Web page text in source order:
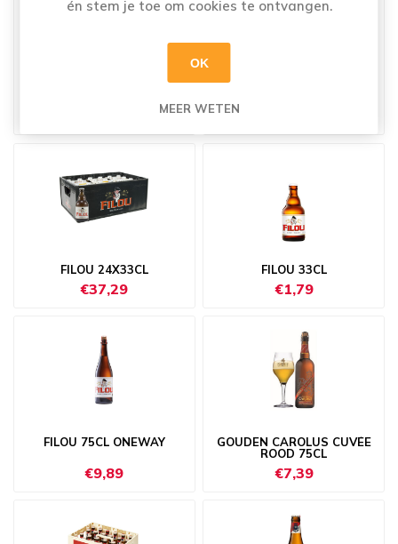
DUVEL TRIPEL HOP CITRA
DUVEL TRIPEL HOP CITRA
FILOU 24X33CL
€37,29
FILOU 33CL
€1,79
FILOU 75CL ONEWAY
€9,89
GOUDEN CAROLUS CUVÉE
ROOD 75CL
€7,39
én stem je toe om cookies te ontvangen.
OK
MEER WETEN